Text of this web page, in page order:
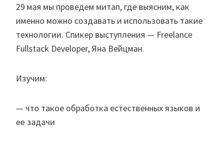
29 мая мы проведем митап, где выясним, как
именно можно создавать и использовать такие
технологии. Спикер выступления — Freelance
Fullstack Developer, Яна Вейцман.
Изучим:
— что такое обработка естественных языков и
ее задачи